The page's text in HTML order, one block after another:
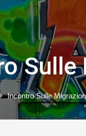
Sulle
Incontro Sulle